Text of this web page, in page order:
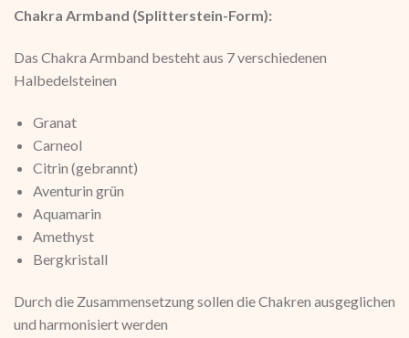
Chakra Armband (Splitterstein-Form):
Das Chakra Armband besteht aus 7 verschiedenen
Halbedelsteinen
Granat
Carneol
Citrin (gebrannt)
Aventurin grün
Aquamarin
Amethyst
Bergkristall
Durch die Zusammensetzung sollen die Chakren ausgeglichen
und harmonisiert werden